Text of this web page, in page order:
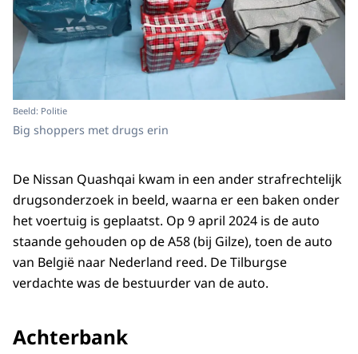
Beeld: Politie
Big shoppers met drugs erin
De Nissan Quashqai kwam in een ander strafrechtelijk
drugsonderzoek in beeld, waarna er een baken onder
het voertuig is geplaatst. Op 9 april 2024 is de auto
staande gehouden op de A58 (bij Gilze), toen de auto
van België naar Nederland reed. De Tilburgse
verdachte was de bestuurder van de auto.
Achterbank